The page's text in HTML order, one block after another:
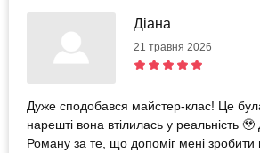
Діана
21 травня 2026
Дуже сподобався майстер-клас! Це
нарешті вона втілилась у реальність
Роману за те, що допоміг мені